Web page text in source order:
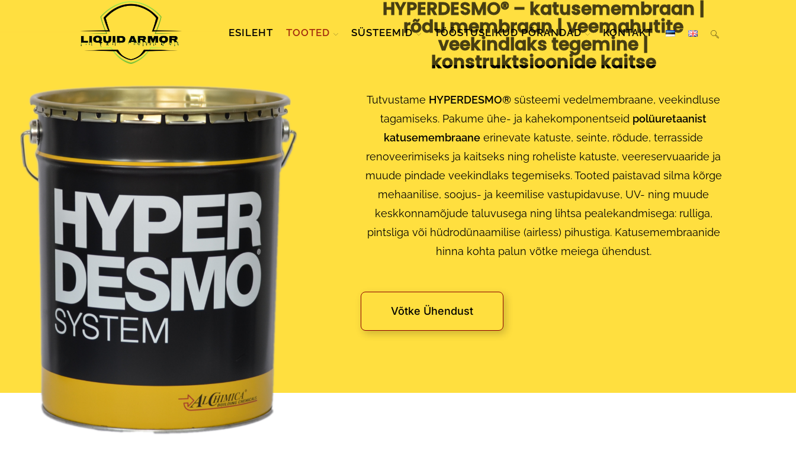
ESILEHT TOOTED SÜSTEEMID TÖÖSTUSLIKUD PÕRANDAD KONTAKT
HYPERDESMO® – katusemembraan |
rõdu membraan | veemahutite
veekindlaks tegemine |
konstruktsioonide kaitse
Tutvustame HYPERDESMO® süsteemi vedelmembraane, veekindluse
tagamiseks. Pakume ühe- ja kahekomponentseid polüuretaanist
katusemembraane erinevate katuste, seinte, rõdude, terrasside
renoveerimiseks ja kaitseks ning roheliste katuste, veereservuaaride ja
muude pindade veekindlaks tegemiseks. Tooted paistavad silma kõrge
mehaanilise, soojus- ja keemilise vastupidavuse, UV- ning muude
keskkonnamõjude taluvusega ning lihtsa pealekandmisega: rulliga,
pintsliga või hüdrodünaamilise (airless) pihustiga. Katusemembraanide
hinna kohta palun võtke meiega ühendust.
Võtke Ühendust